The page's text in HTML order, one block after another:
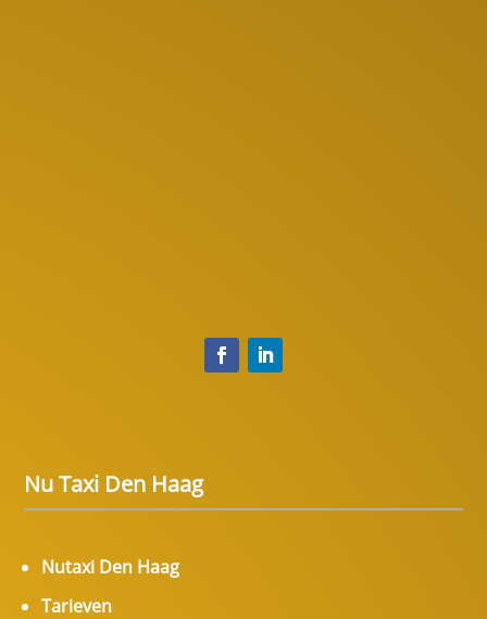
Nu Taxi Den Haag
Nutaxi Den Haag
Tarieven